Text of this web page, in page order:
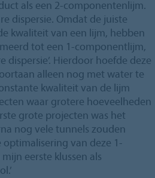
als een 2-componentenlijm.
dispersie. Omdat de juiste
kwaliteit van een lijm, hebben
tot een 1-componentlijm,
dispersie’. Hierdoor hoefde deze
alleen nog met water te
kwaliteit van de lijm
waar grotere hoeveelheden
grote projecten was het
nog vele tunnels zouden
van deze 1-
eerste klussen als